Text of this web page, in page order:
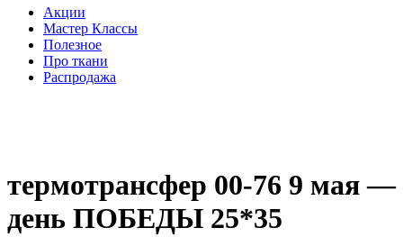
Акции
Мастер Классы
Полезное
Про ткани
Распродажа
термотрансфер 00-76 9 мая —
день ПОБЕДЫ 25*35